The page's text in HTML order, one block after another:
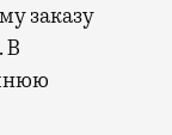
заказу
В